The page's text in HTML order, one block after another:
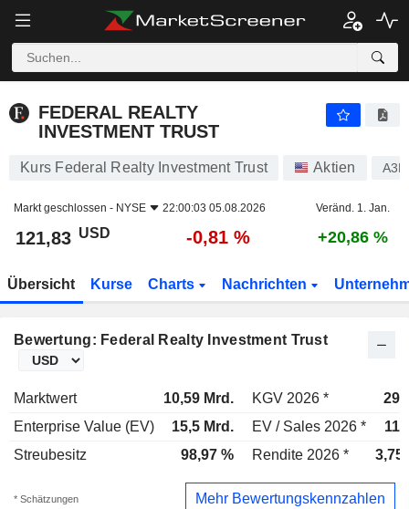
FEDERAL REALTY
INVESTMENT TRUST
Kurs Federal Realty Investment Trust Aktien
Markt geschlossen - NYSE 22:00:03 05.08.2026 Veränd. 1. Jan.
121,83 USD -0,81 % +20,86 %
Übersicht Kurse Charts Nachrichten
Bewertung: Federal Realty Investment Trust
Marktwert 10,59 Mrd. KGV 2026 *
Enterprise Value (EV)
15,5 Mrd. EV / Sales 2026 *
Streubesitz
98,97 % Rendite 2026 * 3,75
* Schätzungen Mehr Bewertungskennzahlen